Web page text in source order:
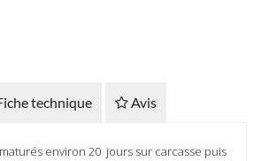
technique Avis
environ 20 jours sur carcasse puis